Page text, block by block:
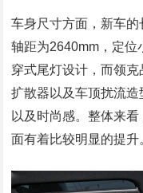
车身尺寸方面，新车的
轴距为2640mm，定
穿式尾灯设计，而领
扩散器以及车顶扰流
以及时尚感。整体来
面有着比较明显的提升